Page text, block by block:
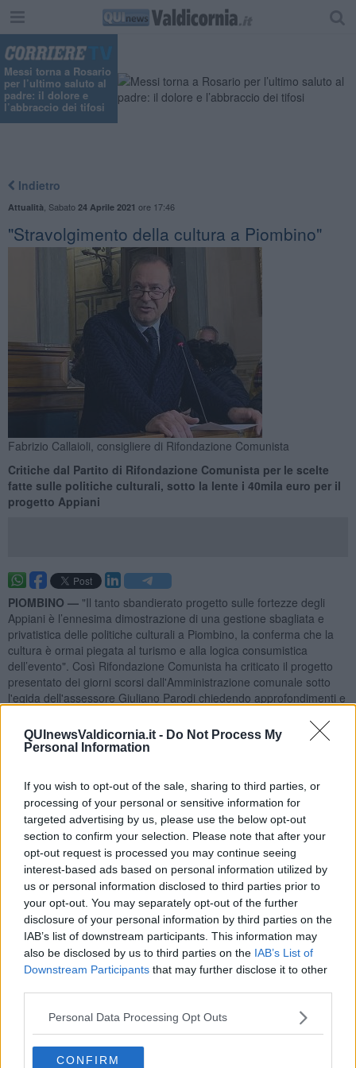
QUInewsValdicornia.it - Do Not Process My
Personal Information
If you wish to opt-out of the sale, sharing to third parties, or
processing of your personal or sensitive information for
targeted advertising by us, please use the below opt-out
section to confirm your selection. Please note that after your
opt-out request is processed you may continue seeing
interest-based ads based on personal information utilized by
us or personal information disclosed to third parties prior to
your opt-out. You may separately opt-out of the further
disclosure of your personal information by third parties on the
IAB’s list of downstream participants. This information may
also be disclosed by us to third parties on the IAB’s List of
Downstream Participants that may further disclose it to other
Personal Data Processing Opt Outs
CONFIRM
Messi torna a Rosario
per l’ultimo saluto al
padre: il dolore e
l’abbraccio dei tifosi
Indietro
Attualità Sabato 24 Aprile 2021 ore 17:46
"Stravolgimento della cultura a Piombino"
Fabrizio Callaioli, consigliere di Rifondazione Comunista
Critiche dal Partito di Rifondazione Comunista per le scelte
fatte sulle politiche culturali, sotto la lente i 40mila euro per il
progetto Appiani
PIOMBINO — "Il tanto sbandierato progetto sulle fortezze degli
Appiani è l’ennesima dimostrazione di una gestione sbagliata e
privatistica delle politiche culturali a Piombino, la conferma che la
cultura è ormai piegata al turismo e alla logica consumistica
dell’evento". Così Rifondazione Comunista ha criticato il progetto
presentato dei giorni scorsi dall'Amministrazione comunale sotto
l'egida dell'assessore Giuliano Parodi chiedendo approfondimenti e
"Eppure di cultura, di quella vera, ci sarebbe estremamente
bisogno in una condizione come quella di Piombino, cioè in una
crescita complessiva della società civile. - hanno commentato -
Invecequi si procede a colpi di spesa pubblica e di ‘pensate’
estemporanee per finanziare l’iniziativa privata, con grave
scadimento delle politiche culturali pubbliche. Prendiamo la vicenda
del progetto Appiani. Si tratta ancora una volta della cultura piegata
al turismo, fuori dai luoghi deputati e dalle competenze maturate,
con progetti affidati non si sa come, senza procedure di evidenza
pubblica, esautorando di fatto la Parchi Val di Cornia, società creata
apposta e finanziata dai Comuni per studiare, valorizzare e gestire
il patrimonio culturale, senza alcun rapporto esplicito con le
Università e la Soprintendenza che sono titolari delle funzioni di
tutela e di ricerca".
"Si è preferito affidare il progetto, ma chi l’ha elaborato non è dato
sapere, forse gli stessi affidatari, ad un soggetto privato una
fondazione chiamata Aglaia con sede a Livorno impegnando ben